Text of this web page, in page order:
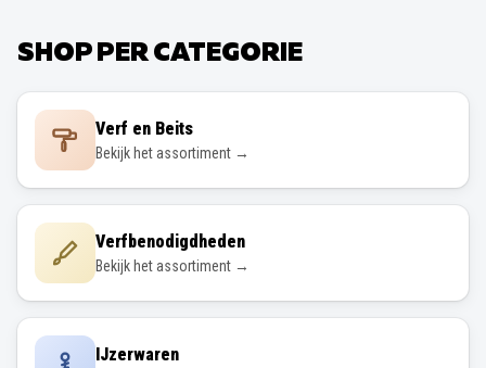
SHOP PER CATEGORIE
Verf en Beits
Bekijk het assortiment →
Verfbenodigdheden
Bekijk het assortiment →
IJzerwaren